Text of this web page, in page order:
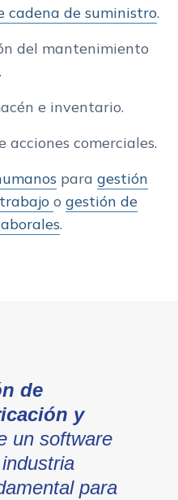
cadena de suministro.
del mantenimiento
e inventario.
acciones comerciales.
para gestión
o gestión de
.
de
y
un software
para